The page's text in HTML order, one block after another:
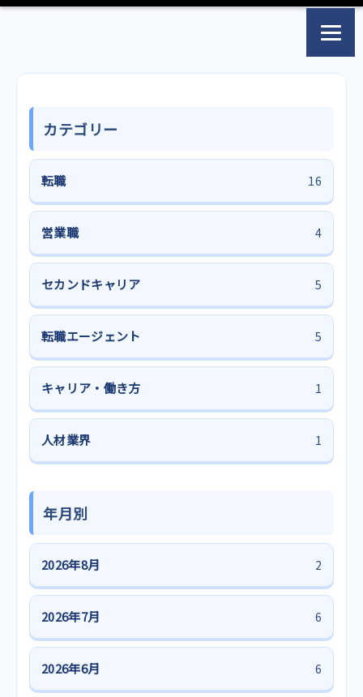
カテゴリー
転職 16
営業職 4
セカンドキャリア 5
転職エージェント 5
キャリア・働き方 1
人材業界 1
年月別
2026年8月 2
2026年7月 6
2026年6月 6